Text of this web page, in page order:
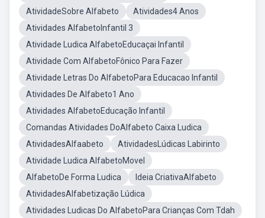
AtividadeSobre Alfabeto
Atividades4 Anos
Atividades AlfabetoInfantil 3
Atividade Ludica AlfabetoEducaçai Infantil
Atividade Com AlfabetoFônico Para Fazer
Atividade Letras Do AlfabetoPara Educacao Infantil
Atividades De Alfabeto1 Ano
Atividades AlfabetoEducação Infantil
Comandas Atividades DoAlfabeto Caixa Ludica
AtividadesAlfaabeto
AtividadesLúdicas Labirinto
Atividade Ludica AlfabetoMovel
AlfabetoDe Forma Ludica
Ideia CriativaAlfabeto
AtividadesAlfabetização Lúdica
Atividades Ludicas Do AlfabetoPara Crianças Com Tdah